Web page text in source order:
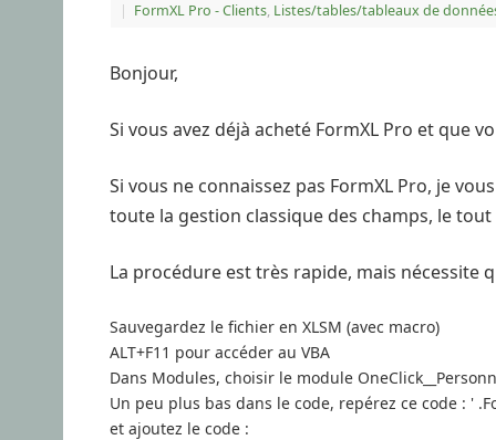
| FormXL Pro - Clients, Listes/tables/tableaux de
Bonjour,
Si vous avez déjà acheté FormXL Pro et que
Si vous ne connaissez pas FormXL Pro, je
toute la gestion classique des champs, le tout
La procédure est très rapide, mais nécessite
Sauvegardez le fichier en XLSM (avec macro)
ALT+F11 pour accéder au VBA
Dans Modules, choisir le module
Un peu plus bas dans le code, repérez ce code : '
et ajoutez le code :